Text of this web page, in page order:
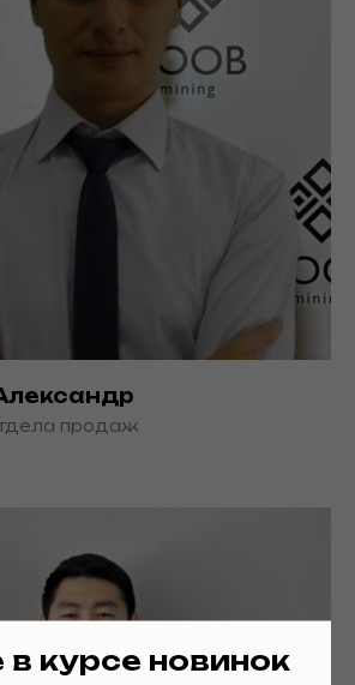
продаж
в курсе новинок